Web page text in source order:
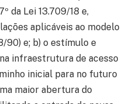
da Lei 13.709/18 e,
aplicáveis ao modelo
90) e; b) o estímulo e
infraestrutura de acesso
inicial para no futuro
maior abertura do